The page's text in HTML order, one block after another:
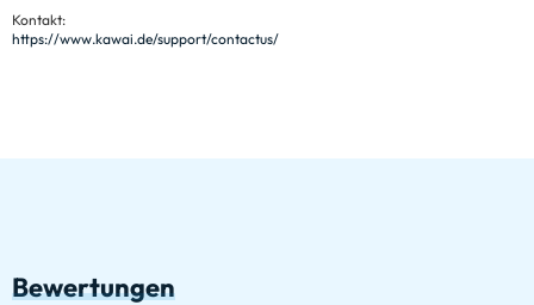
Kontakt:
https://www.kawai.de/support/contactus/
Bewertungen